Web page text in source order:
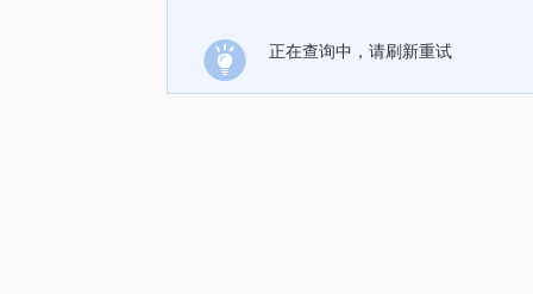
正在查询中，请刷新重试